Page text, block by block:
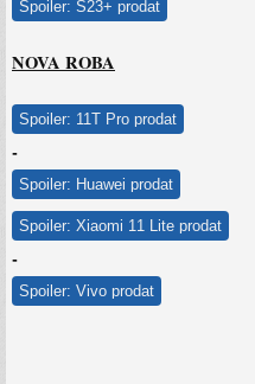
Spoiler: S23+ prodat
NOVA ROBA
Spoiler: 11T Pro prodat
-
Spoiler: Huawei prodat
Spoiler: Xiaomi 11 Lite prodat
-
Spoiler: Vivo prodat